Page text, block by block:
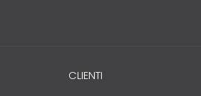
CLIENTI